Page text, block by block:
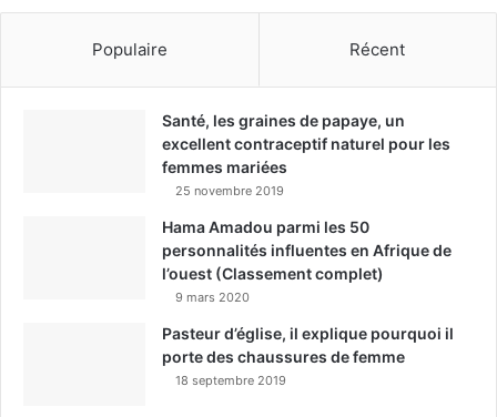
Populaire Récent
Santé, les graines de papaye, un
excellent contraceptif naturel pour les
femmes mariées
25 novembre 2019
Hama Amadou parmi les 50
personnalités influentes en Afrique de
l’ouest (Classement complet)
9 mars 2020
Pasteur d’église, il explique pourquoi il
porte des chaussures de femme
18 septembre 2019